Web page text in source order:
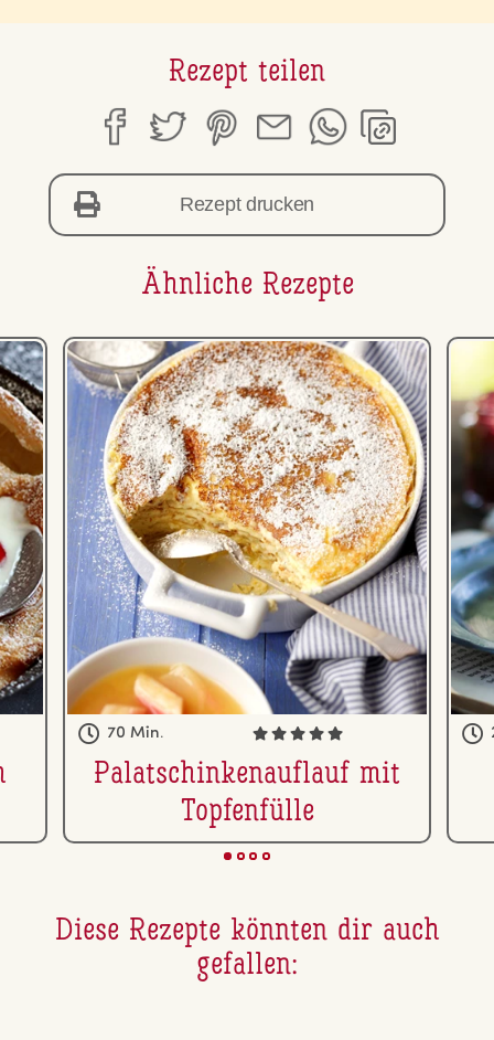
Rezept teilen
Rezept drucken
Ähnliche Rezepte
70 Min.
Pa­la­tschin­ken­auf­lauf mit
Top­fen­fül­le
Diese Rezepte könnten dir auch
gefallen: